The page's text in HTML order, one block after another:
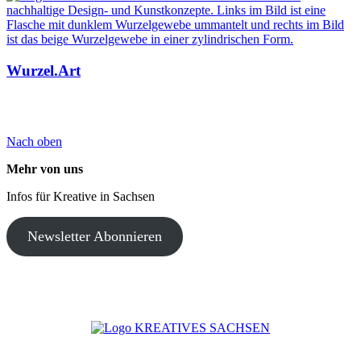
Wurzel.Art
Nach oben
Mehr von uns
Infos für Kreative in Sachsen
Newsletter Abonnieren